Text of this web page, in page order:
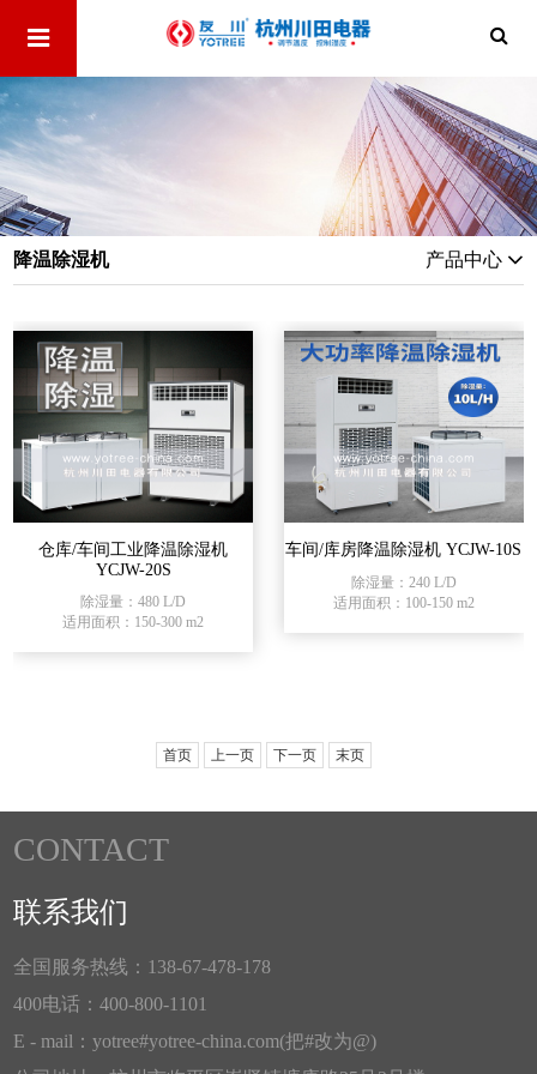
降温除湿机 产品中心
仓库/车间工业降温除湿机
YCJW-20S
除湿量：480 L/D
适用面积：150-300 m2
车间/库房降温除湿机 YCJW-10S
除湿量：240 L/D
适用面积：100-150 m2
首页 上一页 下一页 末页
CONTACT
联系我们
全国服务热线：138-67-478-178
400电话：400-800-1101
E - mail：yotree#yotree-china.com(把#改为@)